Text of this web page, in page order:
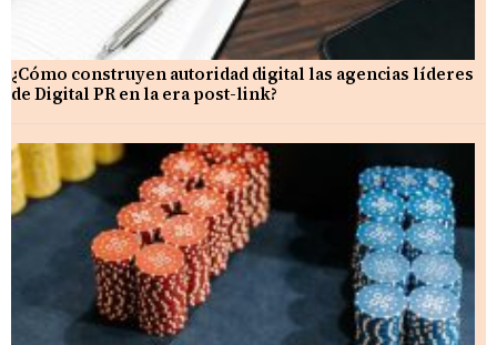
¿Cómo construyen autoridad digital las agencias líderes
de Digital PR en la era post-link?